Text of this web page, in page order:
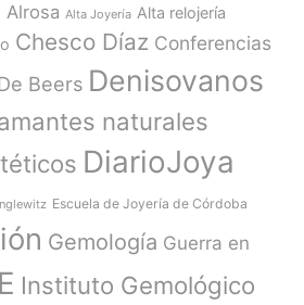
Alrosa Alta Joyería Alta relojería
Chesco Díaz Conferencias
Beers Denisovanos
naturales
DiarioJoya
Escuela de Joyería de Córdoba
Gemología Guerra en
Instituto Gemológico